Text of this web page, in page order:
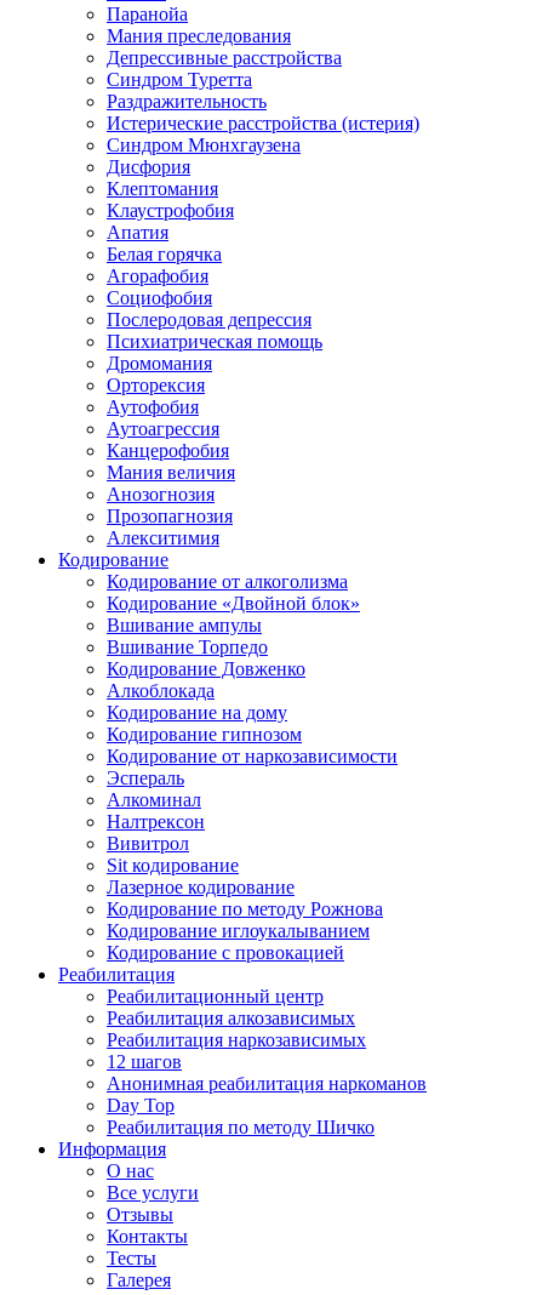
Паранойа
Мания преследования
Депрессивные расстройства
Синдром Туретта
Раздражительность
Истерические расстройства (истерия)
Синдром Мюнхгаузена
Дисфория
Клептомания
Клаустрофобия
Апатия
Белая горячка
Агорафобия
Социофобия
Послеродовая депрессия
Психиатрическая помощь
Дромомания
Орторексия
Аутофобия
Аутоагрессия
Канцерофобия
Мания величия
Анозогнозия
Прозопагнозия
Алекситимия
Кодирование
Кодирование от алкоголизма
Кодирование «Двойной блок»
Вшивание ампулы
Вшивание Торпедо
Кодирование Довженко
Алкоблокада
Кодирование на дому
Кодирование гипнозом
Кодирование от наркозависимости
Эспераль
Алкоминал
Налтрексон
Вивитрол
Sit кодирование
Лазерное кодирование
Кодирование по методу Рожнова
Кодирование иглоукалыванием
Кодирование с провокацией
Реабилитация
Реабилитационный центр
Реабилитация алкозависимых
Реабилитация наркозависимых
12 шагов
Анонимная реабилитация наркоманов
Day Top
Реабилитация по методу Шичко
Информация
О нас
Все услуги
Отзывы
Контакты
Тесты
Галерея